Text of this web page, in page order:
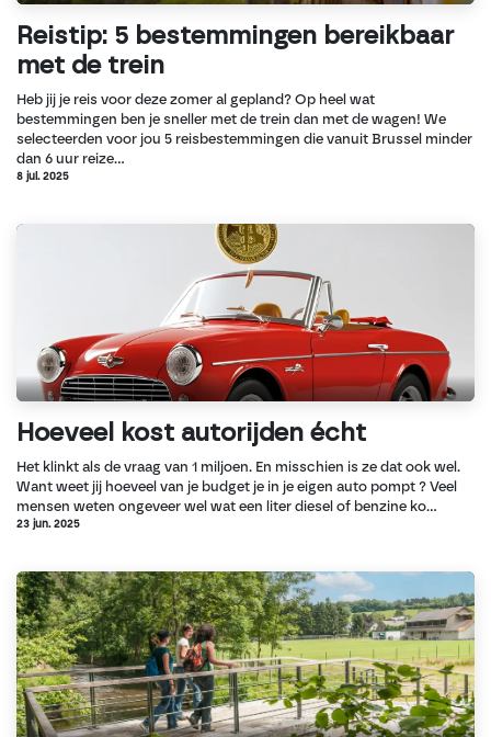
Reistip: 5 bestemmingen bereikbaar
met de trein
Heb jij je reis voor deze zomer al gepland? Op heel wat
bestemmingen ben je sneller met de trein dan met de wagen! We
selecteerden voor jou 5 reisbestemmingen die vanuit Brussel minder
dan 6 uur reize...
8 jul. 2025
Hoeveel kost autorijden écht
Het klinkt als de vraag van 1 miljoen. En misschien is ze dat ook wel.
Want weet jij hoeveel van je budget je in je eigen auto pompt ? Veel
mensen weten ongeveer wel wat een liter diesel of benzine ko...
23 jun. 2025